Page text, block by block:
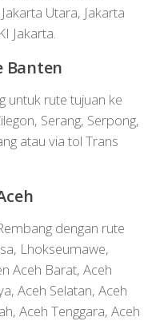
Utara, Jakarta
Jakarta.
Banten
untuk rute tujuan ke
Serang, Serpong,
atau via tol Trans
dengan rute
Lhokseumawe,
Aceh Barat, Aceh
Aceh Selatan, Aceh
Aceh Tenggara, Aceh